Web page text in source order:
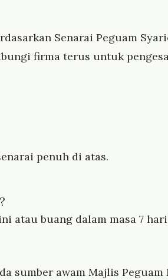
Senarai Peguam
firma terus untuk
penuh di atas.
atau buang dalam masa 7 hari
awam Majlis